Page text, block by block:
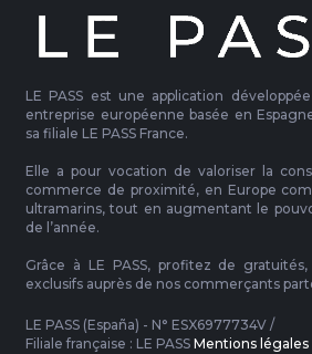
LE PASS est une application développée
entreprise européenne basée en
sa filiale LE PASS France.
Elle a pour vocation de valoriser la
commerce de proximité, en Europe
ultramarins, tout en augmentant le
de l’année.
Grâce à LE PASS, profitez de
exclusifs auprès de nos commerçants
LE PASS (España) - N° ESX6977734V /
Filiale française : LE PASS Mentions légales